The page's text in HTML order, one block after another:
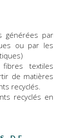
générées par
ou par les
textiles
de matières
recyclés.
recyclés en